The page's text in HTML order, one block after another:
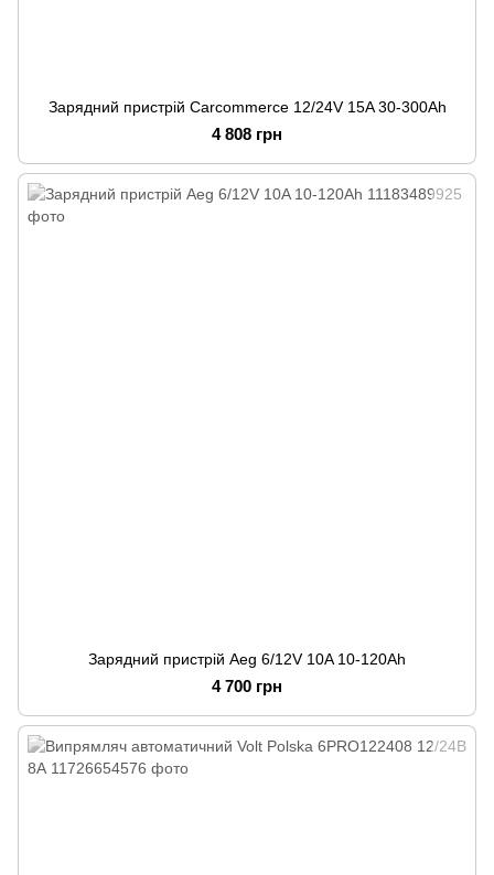
Зарядний пристрій Carcommerce 12/24V 15A 30-300Ah
4 808 грн
Зарядний пристрій Aeg 6/12V 10A 10-120Ah
4 700 грн